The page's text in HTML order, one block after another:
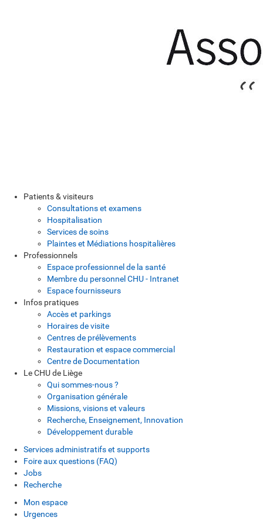
Patients & visiteurs
Consultations et examens
Hospitalisation
Services de soins
Plaintes et Médiations hospitalières
Professionnels
Espace professionnel de la santé
Membre du personnel CHU - Intranet
Espace fournisseurs
Infos pratiques
Accès et parkings
Horaires de visite
Centres de prélèvements
Restauration et espace commercial
Centre de Documentation
Le CHU de Liège
Qui sommes-nous ?
Organisation générale
Missions, visions et valeurs
Recherche, Enseignement, Innovation
Développement durable
Services administratifs et supports
Foire aux questions (FAQ)
Jobs
Recherche
Mon espace
Urgences